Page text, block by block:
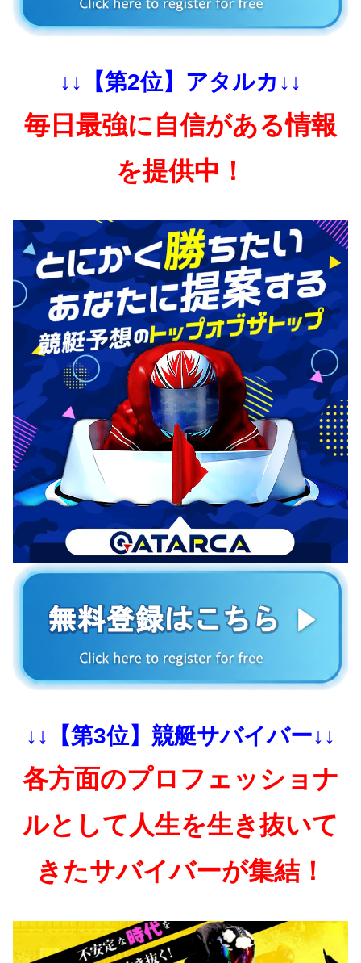
↓↓【第2位】アタルカ↓↓
毎日最強に自信がある情報
を提供中！
↓↓【第3位】競艇サバイバー↓↓
各方面のプロフェッショナ
ルとして人生を生き抜いて
きたサバイバーが集結！